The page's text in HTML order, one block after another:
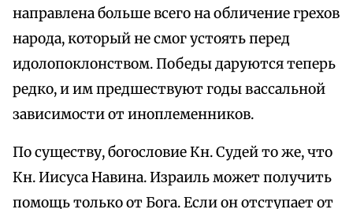
направлена больше всего на обличение грехов
народа, который не смог устоять перед
идолопоклонством. Победы даруются теперь
редко, и им предшествуют годы вассальной
зависимости от иноплеменников.
По существу, богословие Кн. Судей то же, что
Кн. Иисуса Навина. Израиль может получить
помощь только от Бога. Если он отступает от